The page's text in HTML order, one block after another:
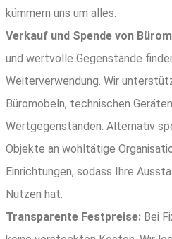
kümmern uns um alles.
Verkauf und Spende von
und wertvolle Gegenstände
Weiterverwendung. Wir
Büromöbeln, technischen
Wertgegenständen. Alternativ
Objekte an wohltätige
Einrichtungen, sodass Ihre
Nutzen hat.
Transparente Festpreise: Bei